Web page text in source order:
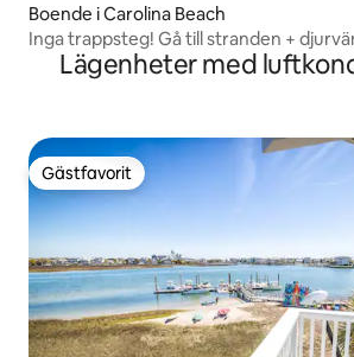
Boende i Carolina Beach
Inga trappsteg! Gå till stranden +
Lägenheter med
Gästfavorit
Gästfavorit